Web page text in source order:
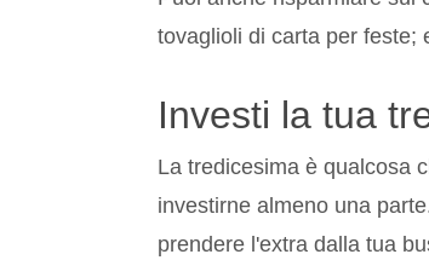
tovaglioli di carta per feste;
Investi la tua
La tredicesima è qualcosa
investirne almeno una
prendere l'extra dalla tua